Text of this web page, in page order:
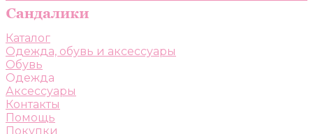
Каталог
Одежда, обувь и аксессуары
Обувь
Одежда
Аксессуары
Контакты
Помощь
Покупки